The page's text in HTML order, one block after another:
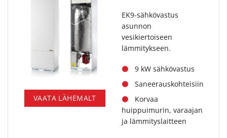
VAATA LÄHEMALT
EK9-sähkövastus
asunnon
vesikiertoiseen
lämmitykseen.
9 kW sähkövastus
Saneerauskohteisiin
Korvaa
huippuimurin, varaajan
ja lämmityslaitteen